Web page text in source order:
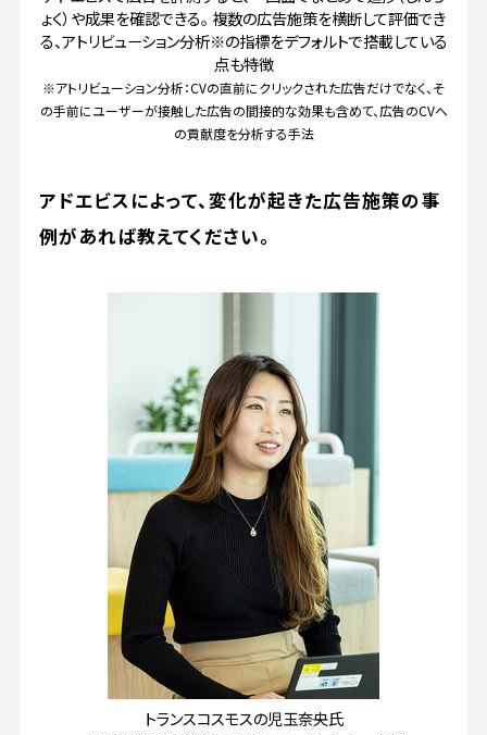
ょく）や成果を確認できる。 複数の広告施策を横断して評価でき
る、アトリビューション分析※の指標をデフォルトで搭載している
点も特徴
※アトリビューション分析：CVの直前にクリックされた広告だけでなく、そ
の手前にユーザーが接触した広告の間接的な効果も含めて、広告のCVへ
の貢献度を分析する手法
アドエビスによって、変化が起きた広告施策の事
例があれば教えてください。
トランスコスモスの児玉奈央氏